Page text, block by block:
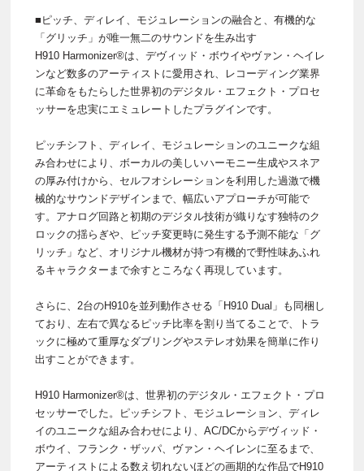
■ピッチ、ディレイ、モジュレーションの融合と、有機的な
「グリッチ」が唯一無二のサウンドを生み出す
H910 Harmonizer®は、デヴィッド・ボウイやヴァン・ヘイレ
ンなど数多のアーティストに愛用され、レコーディング業界
に革命をもたらした世界初のデジタル・エフェクト・プロセ
ッサーを忠実にエミュレートしたプラグインです。
ピッチシフト、ディレイ、モジュレーションのユニークな組
み合わせにより、ボーカルの美しいハーモニー生成やスネア
の厚み付けから、セルフオシレーションを利用した過激で機
械的なサウンドデザインまで、幅広いアプローチが可能で
す。アナログ回路と初期のデジタル技術が織りなす独特のク
ロックの揺らぎや、ピッチ変更時に発生する予測不能な「グ
リッチ」など、オリジナル機材が持つ有機的で野性味あふれ
るキャラクターまで余すところなく再現しています。
さらに、2台のH910を並列動作させる「H910 Dual」も同梱し
ており、左右で異なるピッチ比率を割り当てることで、トラ
ックに極めて重厚なダブリングやステレオ効果を簡単に作り
出すことができます。
H910 Harmonizer®は、世界初のデジタル・エフェクト・プロ
セッサーでした。ピッチシフト、モジュレーション、ディレ
イのユニークな組み合わせにより、AC/DCからデヴィッド・
ボウイ、フランク・ザッパ、ヴァン・ヘイレンに至るまで、
アーティストによる数え切れないほどの画期的な作品でH910